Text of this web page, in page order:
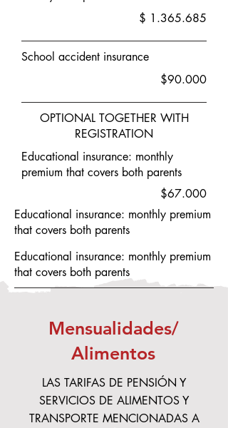
$ 1.365.685
School accident insurance
$90.000
OPTIONAL TOGETHER WITH
REGISTRATION
Educational insurance: monthly
premium that covers both parents
$67.000
Educational insurance: monthly premium
that covers both parents
Educational insurance: monthly premium
that covers both parents
Mensualidades/
Alimentos
LAS TARIFAS DE PENSIÓN Y
SERVICIOS DE ALIMENTOS Y
TRANSPORTE MENCIONADAS A